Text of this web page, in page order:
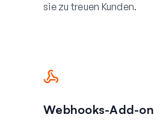
sie zu treuen Kunden.
Webhooks-Add-on